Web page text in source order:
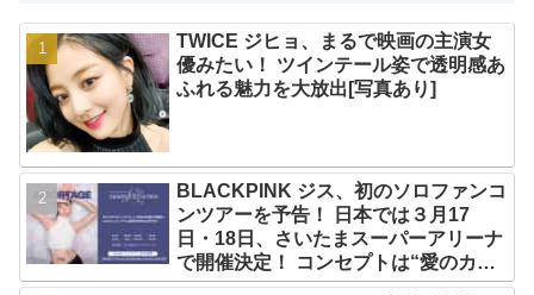
TWICE ジヒョ、まるで映画の主演女
優みたい！ ツインテール姿で透明感あ
ふれる魅力を大放出[写真あり]
BLACKPINK ジス、初のソロファンコ
ンツアーを予告！ 日本では３月17
日・18日、さいたまスーパーアリーナ
で開催決定！ コンセプトは“愛のカケ
ラ”！？ 14日には新アルバム